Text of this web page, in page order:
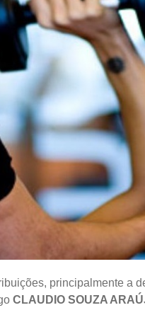
principalmente a
CLAUDIO SOUZA